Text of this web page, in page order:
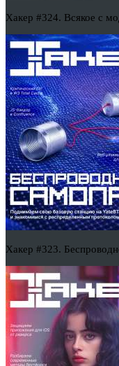
Хакер #324. Всякое с
Хакер #323.